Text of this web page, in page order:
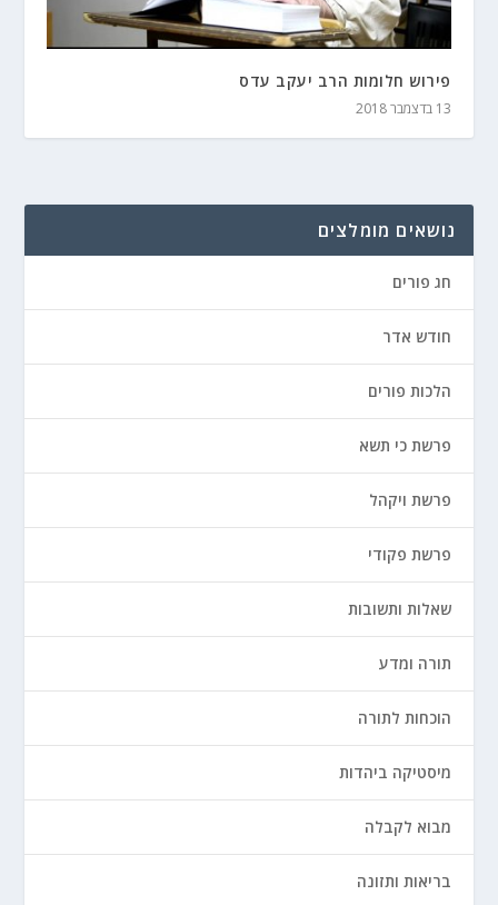
פירוש חלומות הרב יעקב עדס
13 בדצמבר 2018
נושאים מומלצים
חג פורים
חודש אדר
הלכות פורים
פרשת כי תשא
פרשת ויקהל
פרשת פקודי
שאלות ותשובות
תורה ומדע
הוכחות לתורה
מיסטיקה ביהדות
מבוא לקבלה
בריאות ותזונה